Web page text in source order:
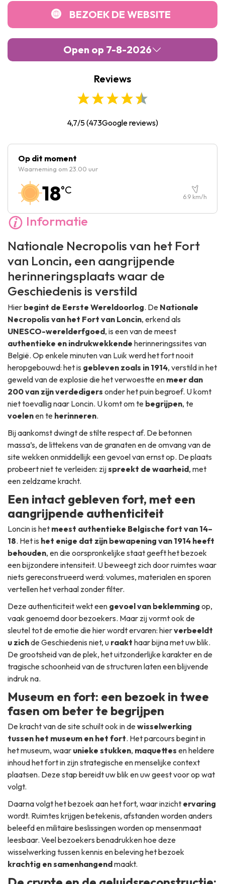
BEZOEK DE WEBSITE
Open op 7-8-2026
Gesloten
Gesloten
Vrijdag :14:00-
Zondag :14:00
Reviews
4,7/5(473Google reviews)
Op dit moment
Waarneming om 23.00 uur
18°C
6.9 km/h
Informatie
Nationale Necropolis van het Fort
van Loncin, een aangrijpende
herinneringsplaats waar de
Geschiedenis is verstild
Hier begint de Eerste Wereldoorlog. De Nationale
Necropolis van het Fort van Loncin, erkend als
UNESCO-werelderfgoed, is een van de meest
authentieke en indrukwekkende herinneringssites van
België. Op enkele minuten van Luik werd het fort nooit
heropgebouwd: het is gebleven zoals in 1914, verstild in het
geweld van de explosie die het verwoestte en meer dan
200 van zijn verdedigers onder het puin begroef. U komt
niet toevallig naar Loncin. U komt om te begrijpen, te
voelenen te herinneren.
Bij aankomst dwingt de stilte respect af. De betonnen
massa’s, de littekens van de granaten en de omvang van de
site wekken onmiddellijk een gevoel van ernst op. De plaats
probeert niet te verleiden: zijspreekt de waarheid, met
een zeldzame kracht.
Een intact gebleven fort, met een
aangrijpende authenticiteit
Loncin is het meest authentieke Belgische fort van 14–
18. Het is het enige dat zijn bewapening van 1914 heeft
behouden, en die oorspronkelijke staat geeft het bezoek
een bijzondere intensiteit. U beweegt zich door ruimtes waar
niets gereconstrueerd werd: volumes, materialen en sporen
vertellen het verhaal zonder filter.
Deze authenticiteit wekt een gevoel van beklemming op,
vaak genoemd door bezoekers. Maar zij vormt ook de
sleutel tot de emotie die hier wordt ervaren: hierverbeeldt
u zichde Geschiedenis niet, u raakt haar bijna met uw blik.
De grootsheid van de plek, het uitzonderlijke karakter en de
tragische schoonheid van de structuren laten een blijvende
indruk na.
Museum en fort: een bezoek in twee
fasen om beter te begrijpen
De kracht van de site schuilt ook in dewisselwerking
tussen het museum en het fort. Het parcours begint in
het museum, waar unieke stukken, maquettes en heldere
inhoud het fort in zijn strategische en menselijke context
plaatsen. Deze stap bereidt uw blik en uw geest voor op wat
volgt.
Daarna volgt het bezoek aan het fort, waar inzicht ervaring
wordt. Ruimtes krijgen betekenis, afstanden worden anders
beleefd en militaire beslissingen worden op mensenmaat
leesbaar. Veel bezoekers benadrukken hoe deze
wisselwerking tussen kennis en beleving het bezoek
krachtig en samenhangendmaakt.